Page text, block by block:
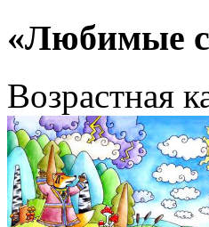
«Любимые
Возрастная